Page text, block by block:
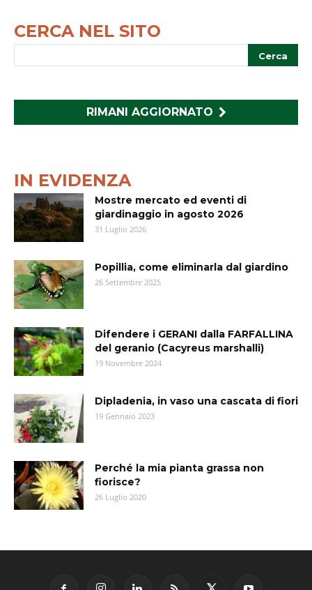
CERCA NEL SITO
RIMANI AGGIORNATO
IN EVIDENZA
Mostre mercato ed eventi di
giardinaggio in agosto 2026
31 Luglio 2026
Popillia, come eliminarla dal giardino
26 Settembre 2025
Difendere i GERANI dalla FARFALLINA
del geranio (Cacyreus marshalli)
19 Novembre 2024
Dipladenia, in vaso una cascata di fiori
19 Gennaio 2023
Perché la mia pianta grassa non
fiorisce?
26 Luglio 2020